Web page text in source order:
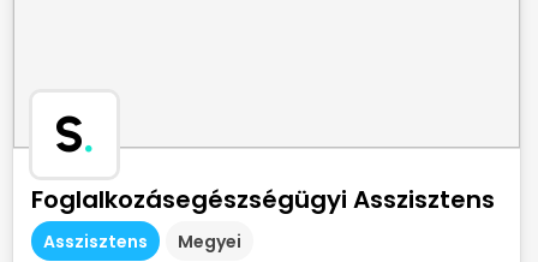
S.
Foglalkozásegészségügyi Asszisztens
Asszisztens Megyei